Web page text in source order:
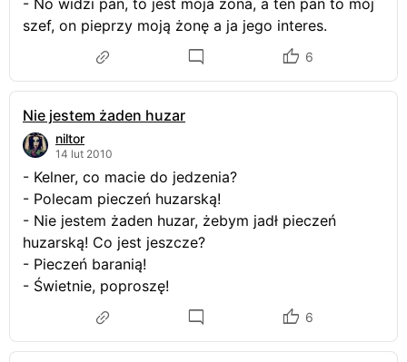
- No widzi pan, to jest moja żona, a ten pan to mój
szef, on pieprzy moją żonę a ja jego interes.
6
Nie jestem żaden huzar
niltor
14 lut 2010
- Kelner, co macie do jedzenia?
- Polecam pieczeń huzarską!
- Nie jestem żaden huzar, żebym jadł pieczeń
huzarską! Co jest jeszcze?
- Pieczeń baranią!
- Świetnie, poproszę!
6